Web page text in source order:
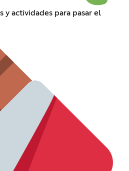
y actividades para pasar el